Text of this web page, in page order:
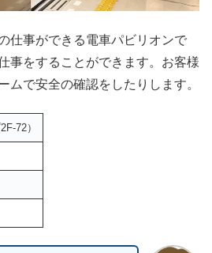
仕事ができる電車パビリオンで
事をすることができます。お客様
ムで安全の確認をしたりします。
72）